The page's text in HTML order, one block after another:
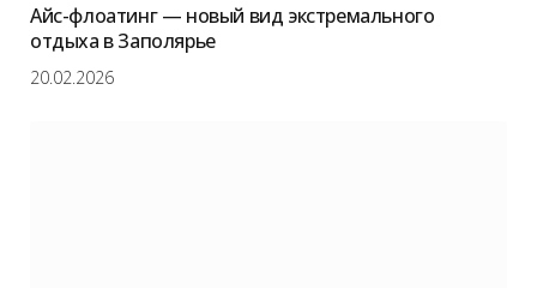
Айс-флоатинг — новый вид экстремального
отдыха в Заполярье
20.02.2026